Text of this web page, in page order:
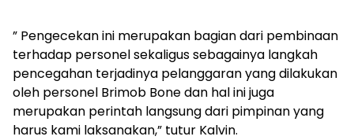
” Pengecekan ini merupakan bagian dari pembinaan
terhadap personel sekaligus sebagainya langkah
pencegahan terjadinya pelanggaran yang dilakukan
oleh personel Brimob Bone dan hal ini juga
merupakan perintah langsung dari pimpinan yang
harus kami laksanakan,” tutur Kalvin.